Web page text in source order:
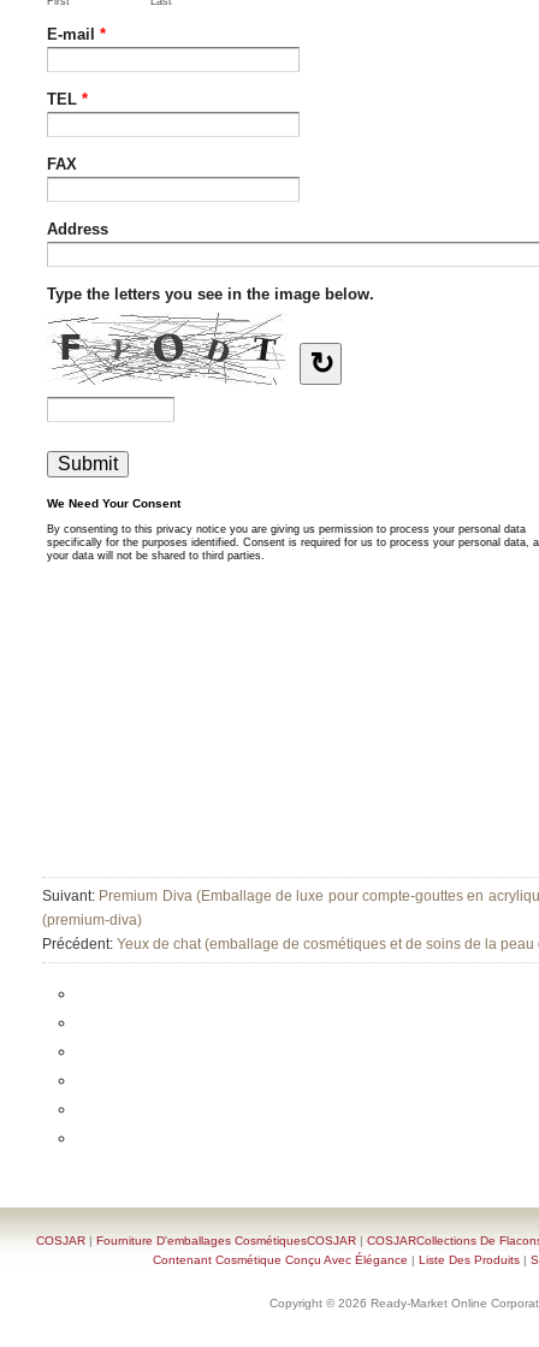
Suivant: Premium Diva (Emballage de luxe pour compte-gouttes en
(premium-diva)
Précédent: Yeux de chat (emballage de cosmétiques et de soins de la
COSJAR | Fourniture D'emballages CosmétiquesCOSJAR | COSJARCollections De
Contenant Cosmétique Conçu Avec Élégance | Liste Des Produits |
Copyright © 2026 Ready-Market Online